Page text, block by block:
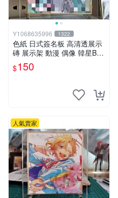
Y1068635996 1322
色紙 日式簽名板 高清透展示
磚 展示架 動漫 偶像 韓星BT
S hololive 中號 凹槽150*150
mm
$150
人氣賣家